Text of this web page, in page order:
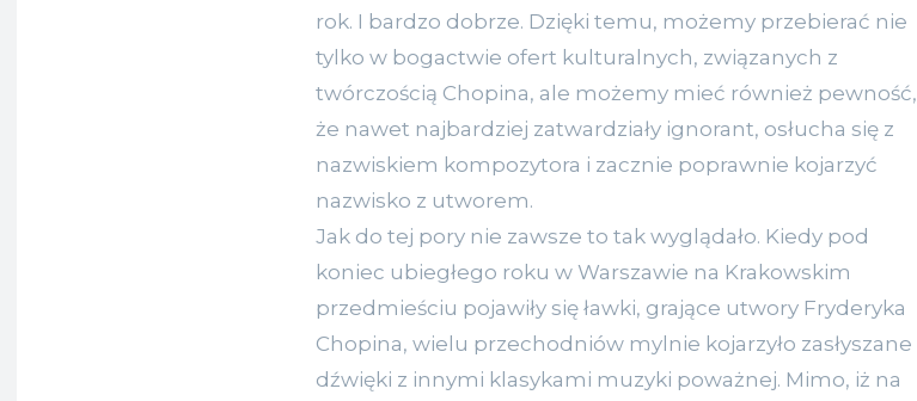
rok. I bardzo dobrze. Dzięki temu, możemy przebierać nie
tylko w bogactwie ofert kulturalnych, związanych z
twórczością Chopina, ale możemy mieć również pewność,
że nawet najbardziej zatwardziały ignorant, osłucha się z
nazwiskiem kompozytora i zacznie poprawnie kojarzyć
nazwisko z utworem.
Jak do tej pory nie zawsze to tak wyglądało. Kiedy pod
koniec ubiegłego roku w Warszawie na Krakowskim
przedmieściu pojawiły się ławki, grające utwory Fryderyka
Chopina, wielu przechodniów mylnie kojarzyło zasłyszane
dźwięki z innymi klasykami muzyki poważnej. Mimo, iż na